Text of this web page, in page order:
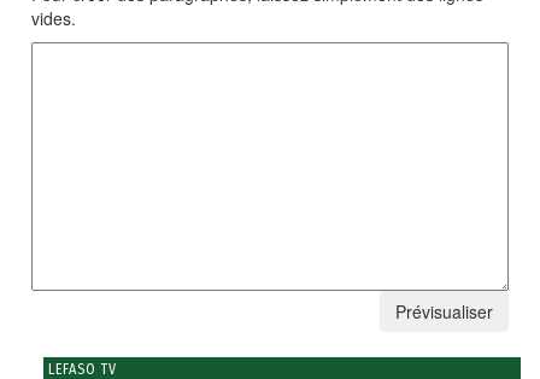
vides.
LEFASO TV